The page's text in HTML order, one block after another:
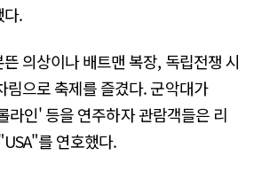
다.
의상이나 배트맨 복장, 독립전쟁 시
림으로 축제를 즐겼다. 군악대가
라인' 등을 연주하자 관람객들은 리
를 연호했다.